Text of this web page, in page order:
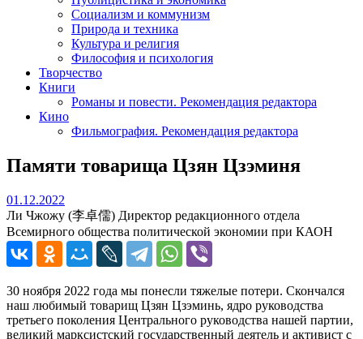
Социализм и коммунизм
Природа и техника
Культура и религия
Философия и психология
Творчество
Книги
Романы и повести. Рекомендация редактора
Кино
Фильмография. Рекомендация редактора
Памяти товарища Цзян Цзэминя
01.12.2022
Ли Чжожу (李卓儒) Директор редакционного отдела
Всемирного общества политической экономии при КАОН
30 ноября 2022 года мы понесли тяжелые потери. Скончался
наш любимый товарищ Цзян Цзэминь, ядро руководства
третьего поколения Центрального руководства нашей партии,
великий марксистский государственный деятель и активист с